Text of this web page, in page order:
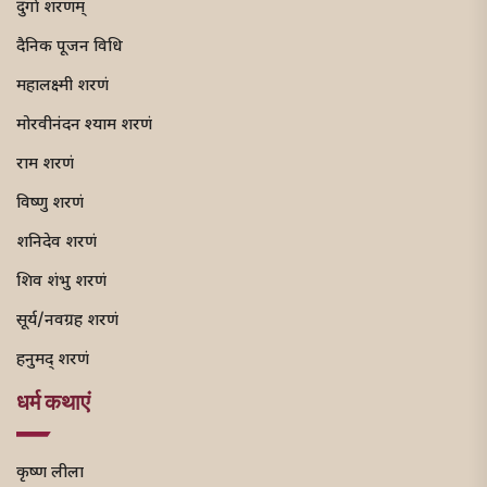
दुर्गा शरणम्
दैनिक पूजन विधि
महालक्ष्मी शरणं
मोरवीनंदन श्याम शरणं
राम शरणं
विष्णु शरणं
शनिदेव शरणं
शिव शंभु शरणं
सूर्य/नवग्रह शरणं
हनुमद् शरणं
धर्म कथाएं
कृष्ण लीला